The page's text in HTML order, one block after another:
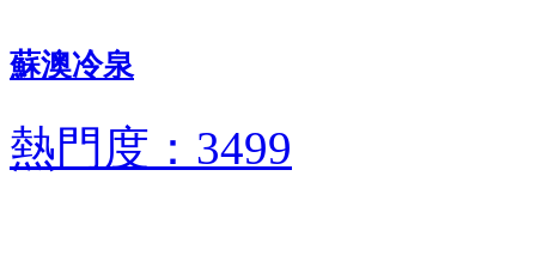
蘇澳冷泉
熱門度：3499